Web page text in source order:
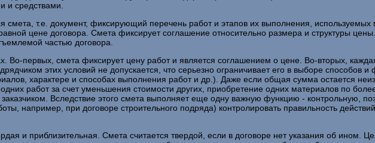
и средствами.
смета, т.е. документ, фиксирующий перечень работ и этапов их выполнения,
цене договора. Смета фиксирует соглашение относительно размера и структуры
частью договора.
Во-первых, смета фиксирует цену работ и является соглашением о цене. Во-вторых,
этих условий не допускается, что серьезно ограничивает его в выборе способов и
характере и способах выполнения работ и др.). Даже если общая сумма остается
работ за счет уменьшения стоимости других, приобретение одних материалов по
Вследствие этого смета выполняет еще одну важную функцию - контрольную,
например, при договоре строительного подряда) контролировать правильность
и приблизительная. Смета считается твердой, если в договоре нет указания об ином.